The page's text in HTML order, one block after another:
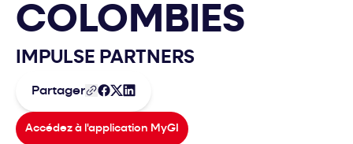
COLOMBIES
IMPULSE PARTNERS
Partager
Accédez à l'application MyGI